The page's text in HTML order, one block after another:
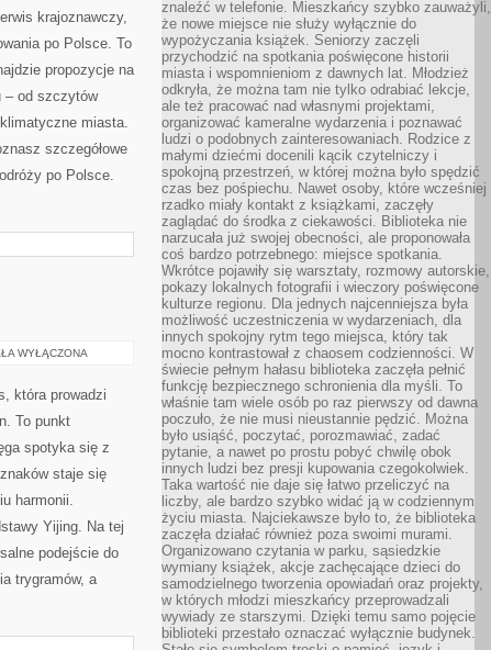
krajoznawczy,
po Polsce. To
propozycje na
– od szczytów
miasta.
szczegółowe
po Polsce.
WYŁĄCZONA
która prowadzi
To punkt
spotyka się z
staje się
harmonii.
Yijing. Na tej
podejście do
trygramów, a
znaleźć w telefonie. Mieszkańcy szybko zauważyli,
że nowe miejsce nie służy wyłącznie do
wypożyczania książek. Seniorzy zaczęli
przychodzić na spotkania poświęcone historii
miasta i wspomnieniom z dawnych lat. Młodzież
odkryła, że można tam nie tylko odrabiać lekcje,
ale też pracować nad własnymi projektami,
organizować kameralne wydarzenia i poznawać
ludzi o podobnych zainteresowaniach. Rodzice z
małymi dziećmi docenili kącik czytelniczy i
spokojną przestrzeń, w której można było spędzić
czas bez pośpiechu. Nawet osoby, które wcześniej
rzadko miały kontakt z książkami, zaczęły
zaglądać do środka z ciekawości. Biblioteka nie
narzucała już swojej obecności, ale proponowała
coś bardzo potrzebnego: miejsce spotkania.
Wkrótce pojawiły się warsztaty, rozmowy autorskie,
pokazy lokalnych fotografii i wieczory poświęcone
kulturze regionu. Dla jednych najcenniejsza była
możliwość uczestniczenia w wydarzeniach, dla
innych spokojny rytm tego miejsca, który tak
mocno kontrastował z chaosem codzienności. W
świecie pełnym hałasu biblioteka zaczęła pełnić
funkcję bezpiecznego schronienia dla myśli. To
właśnie tam wiele osób po raz pierwszy od dawna
poczuło, że nie musi nieustannie pędzić. Można
było usiąść, poczytać, porozmawiać, zadać
pytanie, a nawet po prostu pobyć chwilę obok
innych ludzi bez presji kupowania czegokolwiek.
Taka wartość nie daje się łatwo przeliczyć na
liczby, ale bardzo szybko widać ją w codziennym
życiu miasta. Najciekawsze było to, że biblioteka
zaczęła działać również poza swoimi murami.
Organizowano czytania w parku, sąsiedzkie
wymiany książek, akcje zachęcające dzieci do
samodzielnego tworzenia opowiadań oraz projekty,
w których młodzi mieszkańcy przeprowadzali
wywiady ze starszymi. Dzięki temu samo pojęcie
biblioteki przestało oznaczać wyłącznie budynek.